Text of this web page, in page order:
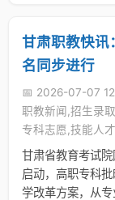
甘肃职教快讯
名同步进行
📅 2026-07-07
职教新闻,招生录
专科志愿,技能人才
甘肃省教育考试
启动，高职专科
学改革方案，从